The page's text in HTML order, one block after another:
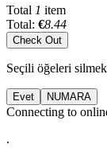
Total 1 item
Total: €8.44
Check Out
Seçili öğeleri
Evet NUMARA
Connecting to
.